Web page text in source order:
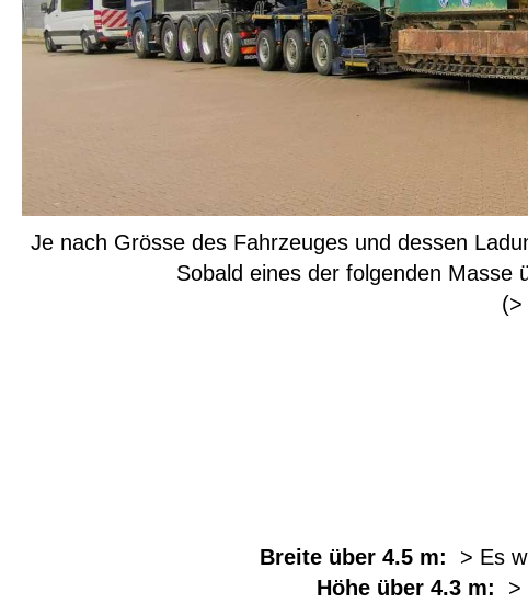
Je nach Grösse des Fahrzeuges und dessen
Sobald eines der folgenden
(>
Breite über 4.5 m: > Es
Höhe über 4.3 m: >